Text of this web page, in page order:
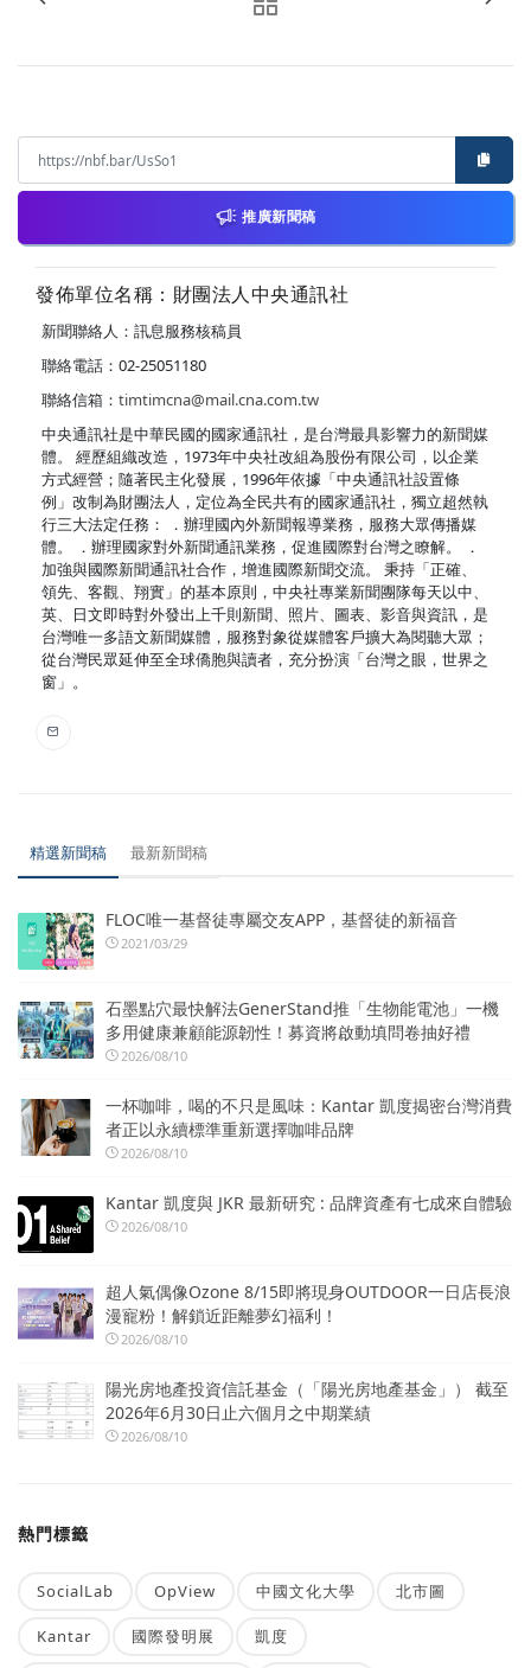
推廣新聞稿
發佈單位名稱：財團法人中央通訊社
新聞聯絡人：訊息服務核稿員
聯絡電話：02-25051180
聯絡信箱： timtimcna@mail.cna.com.tw
中央通訊社是中華民國的國家通訊社，是台灣最具影響力的新聞媒
體。 經歷組織改造，1973年中央社改組為股份有限公司，以企業
方式經營；隨著民主化發展，1996年依據「中央通訊社設置條
例」改制為財團法人，定位為全民共有的國家通訊社，獨立超然執
行三大法定任務： ．辦理國內外新聞報導業務，服務大眾傳播媒
體。 ．辦理國家對外新聞通訊業務，促進國際對台灣之瞭解。 ．
加強與國際新聞通訊社合作，增進國際新聞交流。 秉持「正確、
領先、客觀、翔實」的基本原則，中央社專業新聞團隊每天以中、
英、日文即時對外發出上千則新聞、照片、圖表、影音與資訊，是
台灣唯一多語文新聞媒體，服務對象從媒體客戶擴大為閱聽大眾；
從台灣民眾延伸至全球僑胞與讀者，充分扮演「台灣之眼，世界之
窗」。
精選新聞稿 最新新聞稿
FLOC唯一基督徒專屬交友APP，基督徒的新福音
2021/03/29
石墨點穴最快解法GenerStand推「生物能電池」一機
多用健康兼顧能源韌性！募資將啟動填問卷抽好禮
2026/08/10
一杯咖啡，喝的不只是風味：Kantar 凱度揭密台灣消費
者正以永續標準重新選擇咖啡品牌
2026/08/10
Kantar 凱度與 JKR 最新研究 : 品牌資產有七成來自體驗
2026/08/10
超人氣偶像Ozone 8/15即將現身OUTDOOR一日店長浪
漫寵粉！解鎖近距離夢幻福利！
2026/08/10
陽光房地產投資信託基金（「陽光房地產基金」） 截至
2026年6月30日止六個月之中期業績
2026/08/10
熱門標籤
SocialLab OpView 中國文化大學 北市圖
Kantar 國際發明展 凱度